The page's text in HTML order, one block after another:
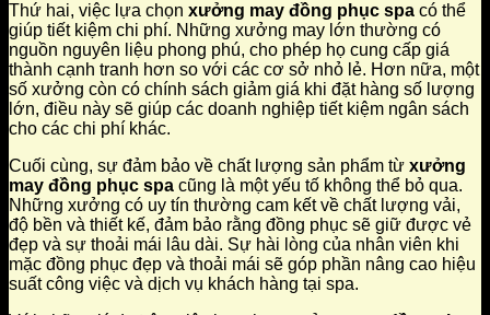
Thứ hai, việc lựa chọn xưởng may đồng phục spa có thể
giúp tiết kiệm chi phí. Những xưởng may lớn thường có
nguồn nguyên liệu phong phú, cho phép họ cung cấp giá
thành cạnh tranh hơn so với các cơ sở nhỏ lẻ. Hơn nữa, một
số xưởng còn có chính sách giảm giá khi đặt hàng số lượng
lớn, điều này sẽ giúp các doanh nghiệp tiết kiệm ngân sách
cho các chi phí khác.
Cuối cùng, sự đảm bảo về chất lượng sản phẩm từ xưởng
may đồng phục spa cũng là một yếu tố không thể bỏ qua.
Những xưởng có uy tín thường cam kết về chất lượng vải,
độ bền và thiết kế, đảm bảo rằng đồng phục sẽ giữ được vẻ
đẹp và sự thoải mái lâu dài. Sự hài lòng của nhân viên khi
mặc đồng phục đẹp và thoải mái sẽ góp phần nâng cao hiệu
suất công việc và dịch vụ khách hàng tại spa.